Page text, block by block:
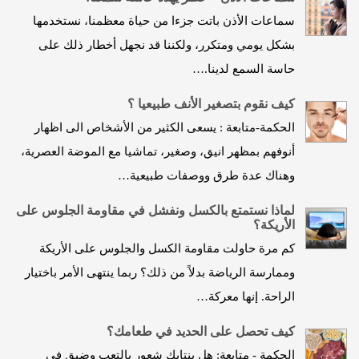
سماعات الأذن باتت جزءا من حياة معظمنا، نستخدمها
بشكل يومي ومتكرر، ولكننا قد نجهل أخطار ذلك على
حاسة السمع لدينا.…
كيف نقوم بتصغير الأنف طبيعيا ؟
الحكمة-متابعة : يسعى الكثير من الأشخاص الى اظهار
أنوفهم بمظهر انيق، وصغير، تماشيا مع الموضة العصرية،
وهناك عدة طرق ووصفات طبيعية…
لماذا نستمتع بالكسل ونفشل في مقاومة الجلوس على
الأريكة؟
كم مرة حاولت مقاومة الكسل والجلوس على الأريكة
وممارسة الرياضة بدلاً من ذلك؟ ربما ينتهى الأمر باختيار
الراحة. إنها معركة…
كيف تحصل على الحديد في طعامك؟
الحكمة - متابعة: هل ينتابك شعور بالتعب وضيق في